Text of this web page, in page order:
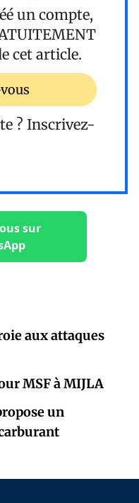
un compte,
cet article.
? Inscrivez-
sur
aux attaques
MSF à MIJLA
un